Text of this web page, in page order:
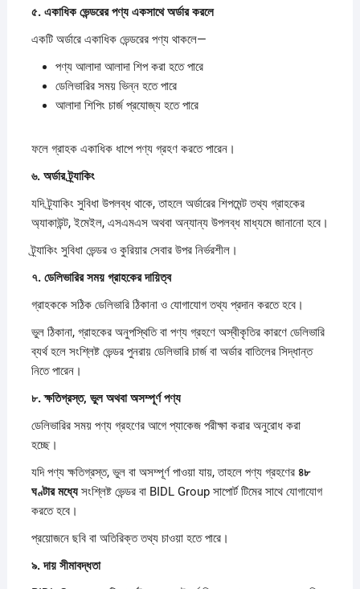
৫. একাধিকভেন্ডরেরপণ্যএকসাথেঅর্ডারকরলে
একটি অর্ডারে একাধিক ভেন্ডরের পণ্য থাকলে—
পণ্য আলাদা আলাদা শিপ করা হতে পারে
ডেলিভারির সময় ভিন্ন হতে পারে
আলাদা শিপিং চার্জ প্রযোজ্য হতে পারে
ফলে গ্রাহক একাধিক ধাপে পণ্য গ্রহণ করতে পারেন।
৬. অর্ডারট্র্যাকিং
যদি ট্র্যাকিং সুবিধা উপলব্ধ থাকে, তাহলে অর্ডারের শিপমেন্ট তথ্য গ্রাহকের
অ্যাকাউন্ট, ইমেইল, এসএমএস অথবা অন্যান্য উপলব্ধ মাধ্যমে জানানো হবে।
ট্র্যাকিং সুবিধা ভেন্ডর ও কুরিয়ার সেবার উপর নির্ভরশীল।
৭. ডেলিভারিরসময়গ্রাহকেরদায়িত্ব
গ্রাহককে সঠিক ডেলিভারি ঠিকানা ও যোগাযোগ তথ্য প্রদান করতে হবে।
ভুল ঠিকানা, গ্রাহকের অনুপস্থিতি বা পণ্য গ্রহণে অস্বীকৃতির কারণে ডেলিভারি
ব্যর্থ হলে সংশ্লিষ্ট ভেন্ডর পুনরায় ডেলিভারি চার্জ বা অর্ডার বাতিলের সিদ্ধান্ত
নিতে পারেন।
৮.ক্ষতিগ্রস্ত, ভুলঅথবাঅসম্পূর্ণপণ্য
ডেলিভারির সময় পণ্য গ্রহণের আগে প্যাকেজ পরীক্ষা করার অনুরোধ করা
হচ্ছে।
যদি পণ্য ক্ষতিগ্রস্ত, ভুল বা অসম্পূর্ণ পাওয়া যায়, তাহলে পণ্য গ্রহণের ৪৮
ঘণ্টারমধ্যেসংশ্লিষ্ট ভেন্ডর বা BIDL Group সাপোর্ট টিমের সাথে যোগাযোগ
করতে হবে।
প্রয়োজনে ছবি বা অতিরিক্ত তথ্য চাওয়া হতে পারে।
৯.দায়সীমাবদ্ধতা